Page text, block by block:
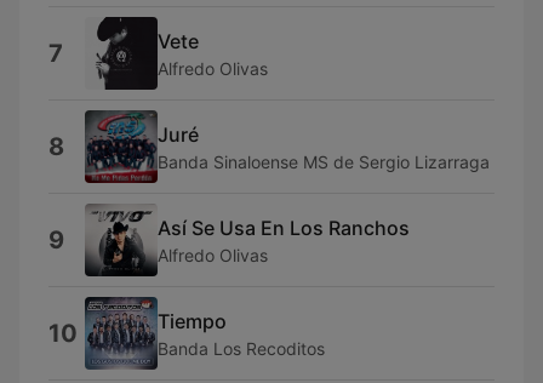
7 Vete
Alfredo Olivas
8 Juré
Banda Sinaloense MS de Sergio Lizarraga
9 Así Se Usa En Los Ranchos
Alfredo Olivas
10 Tiempo
Banda Los Recoditos